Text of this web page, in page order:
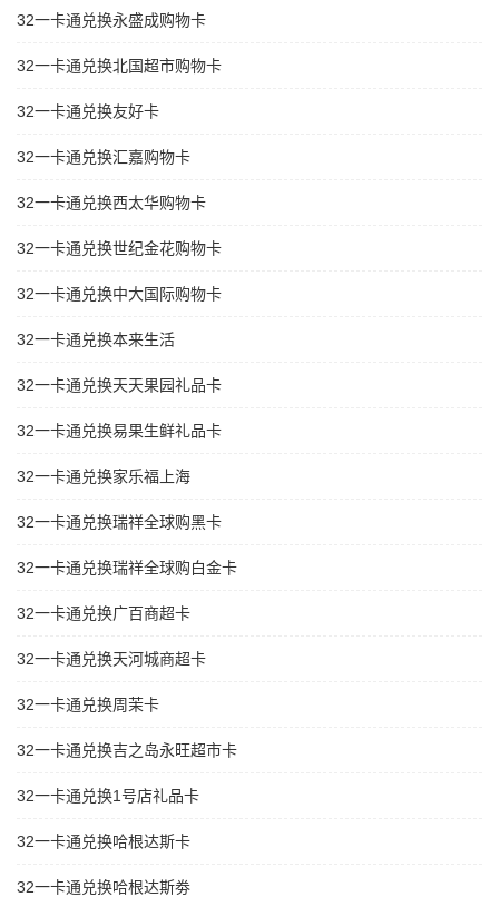
32一卡通兑换永盛成购物卡
32一卡通兑换北国超市购物卡
32一卡通兑换友好卡
32一卡通兑换汇嘉购物卡
32一卡通兑换西太华购物卡
32一卡通兑换世纪金花购物卡
32一卡通兑换中大国际购物卡
32一卡通兑换本来生活
32一卡通兑换天天果园礼品卡
32一卡通兑换易果生鲜礼品卡
32一卡通兑换家乐福上海
32一卡通兑换瑞祥全球购黑卡
32一卡通兑换瑞祥全球购白金卡
32一卡通兑换广百商超卡
32一卡通兑换天河城商超卡
32一卡通兑换周茉卡
32一卡通兑换吉之岛永旺超市卡
32一卡通兑换1号店礼品卡
32一卡通兑换哈根达斯卡
32一卡通兑换哈根达斯劵